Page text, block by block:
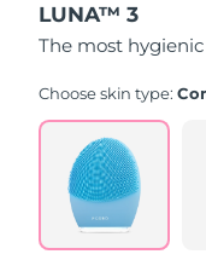
of
5
stars,
rating
Read
Reviews.
Same
page
link.
LUNA™ 3
The most
Choose skin type: